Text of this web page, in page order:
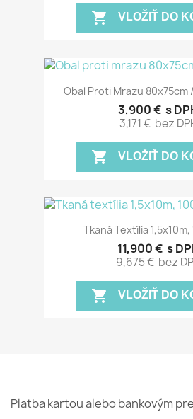
shopping_cart VLOŽIŤ DO
Obal Proti Mrazu 80x75cm
3,900 € s
3,171 € bez
shopping_cart VLOŽIŤ DO
Tkaná Textília
11,900 € s
9,675 € bez
shopping_cart VLOŽIŤ DO
Platba kartou alebo bankovým